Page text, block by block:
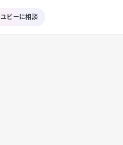
ユビーに相談